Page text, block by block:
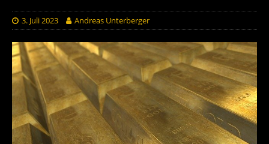
3. Juli 2023 Andreas Unterberger